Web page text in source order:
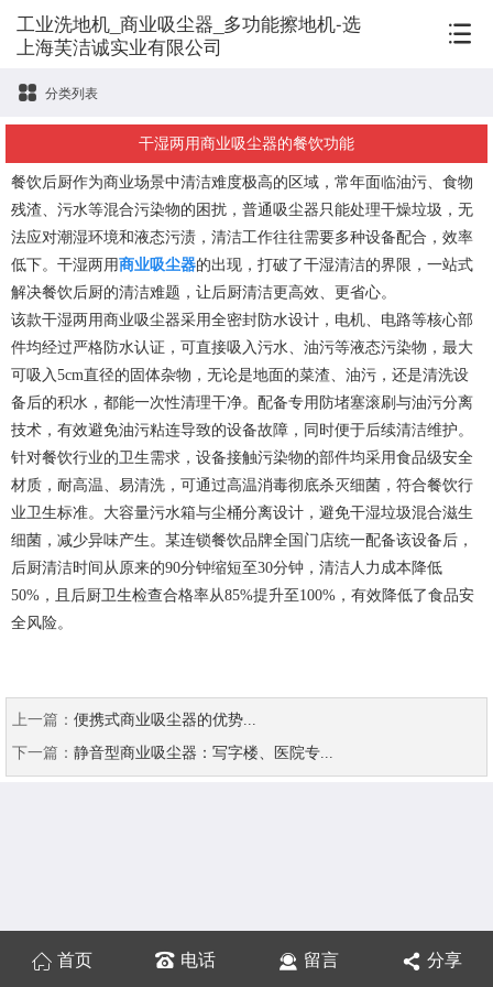
工业洗地机_商业吸尘器_多功能擦地机-选
上海芙洁诚实业有限公司
分类列表
干湿两用商业吸尘器的餐饮功能
餐饮后厨作为商业场景中清洁难度极高的区域，常年面临油污、食物
残渣、污水等混合污染物的困扰，普通吸尘器只能处理干燥垃圾，无
法应对潮湿环境和液态污渍，清洁工作往往需要多种设备配合，效率
低下。干湿两用商业吸尘器的出现，打破了干湿清洁的界限，一站式
解决餐饮后厨的清洁难题，让后厨清洁更高效、更省心。
该款干湿两用商业吸尘器采用全密封防水设计，电机、电路等核心部
件均经过严格防水认证，可直接吸入污水、油污等液态污染物，最大
可吸入5cm直径的固体杂物，无论是地面的菜渣、油污，还是清洗设
备后的积水，都能一次性清理干净。配备专用防堵塞滚刷与油污分离
技术，有效避免油污粘连导致的设备故障，同时便于后续清洁维护。
针对餐饮行业的卫生需求，设备接触污染物的部件均采用食品级安全
材质，耐高温、易清洗，可通过高温消毒彻底杀灭细菌，符合餐饮行
业卫生标准。大容量污水箱与尘桶分离设计，避免干湿垃圾混合滋生
细菌，减少异味产生。某连锁餐饮品牌全国门店统一配备该设备后，
后厨清洁时间从原来的90分钟缩短至30分钟，清洁人力成本降低
50%，且后厨卫生检查合格率从85%提升至100%，有效降低了食品安
全风险。
上一篇： 便携式商业吸尘器的优势...
下一篇： 静音型商业吸尘器：写字楼、医院专...
首页 电话 留言 分享